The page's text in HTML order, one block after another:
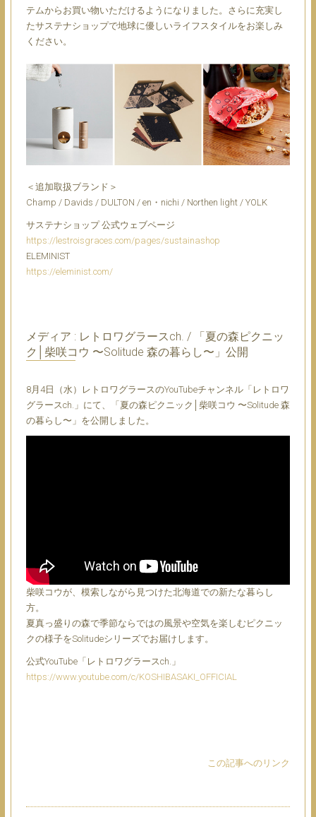
テムからお買い物いただけるようになりました。さらに充実し
たサステナショップで地球に優しいライフスタイルをお楽しみ
ください。
＜追加取扱ブランド＞
Champ / Davids / DULTON / en・nichi / Northen light / YOLK
サステナショップ 公式ウェブページ
https://lestroisgraces.com/pages/sustainashop
ELEMINIST
https://eleminist.com/
メディア : レトロワグラースch. / 「夏の森ピクニッ
ク│柴咲コウ 〜Solitude 森の暮らし〜」公開
8月4日（水）レトロワグラースのYouTubeチャンネル「レトロワ
グラースch.」にて、「夏の森ピクニック│柴咲コウ 〜Solitude 森
の暮らし〜」を公開しました。
柴咲コウが、模索しながら見つけた北海道での新たな暮らし
方。
夏真っ盛りの森で季節ならではの風景や空気を楽しむピクニッ
クの様子をSolitudeシリーズでお届けします。
公式YouTube「レトロワグラースch.」
https://www.youtube.com/c/KOSHIBASAKI_OFFICIAL
この記事へのリンク